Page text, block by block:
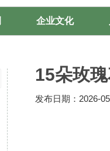
企业文化
15朵玫
发布日期：2026-